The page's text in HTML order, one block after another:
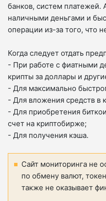
банков, систем платежей.
наличными деньгами и
операции из-за того, что
Когда следует отдать
- При работе с фиатными
крипты за доллары и
- Для максимально
- Для вложения средств в
- Для приобретения
счет на криптобирже;
- Для получения кэша.
Сайт мониторинга не
по обмену валют,
также не оказывает